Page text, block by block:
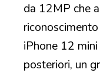
da 12MP che
iPhone 12
posteriori, un